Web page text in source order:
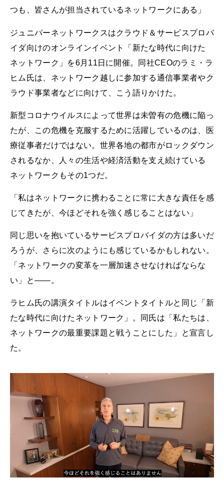
つも、皆さんが担当されているネットワークにある」
ジュニパーネットワークスはクラウド＆サービスプロバ
イダ向けのオンラインイベント「新たな時代に向けた
ネットワーク」を6月11日に開催。同社CEOのラミ・ラ
ヒム氏は、ネットワーク越しに参加する通信事業者やク
ラウド事業者などに向けて、こう語りかけた。
新型コロナウイルスによって世界は未曽有の危機に陥っ
たが、この危機を克服するために活躍しているのは、医
療従事者だけではない。世界各地の都市がロックダウン
されるなか、人々の生活や経済活動を支え続けている
ネットワークもその1つだ。
「私はネットワークに携わることに常に大きな責任を感
じてきたが、今ほどそれを強く感じることはない」
同じ思いを抱いているサービスプロバイダの方は多いだ
ろうが、さらに次のようにも感じているかもしれない。
「ネットワークの変革を一層加速させなければならな
い」と――。
ラヒム氏の講演タイトルはイベントタイトルと同じ「新
たな時代に向けたネットワーク」。同氏は「私たちは、
ネットワークの最重要課題と戦うことにした」と宣言し
た。